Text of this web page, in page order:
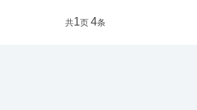
共1页 4条